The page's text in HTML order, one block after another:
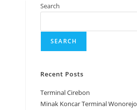
Search
SEARCH
Recent Posts
Terminal Cirebon
Minak Koncar Terminal Wonorejo